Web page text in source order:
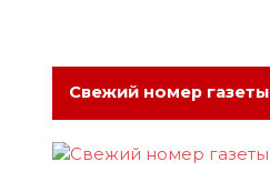
Свежий номер газеты